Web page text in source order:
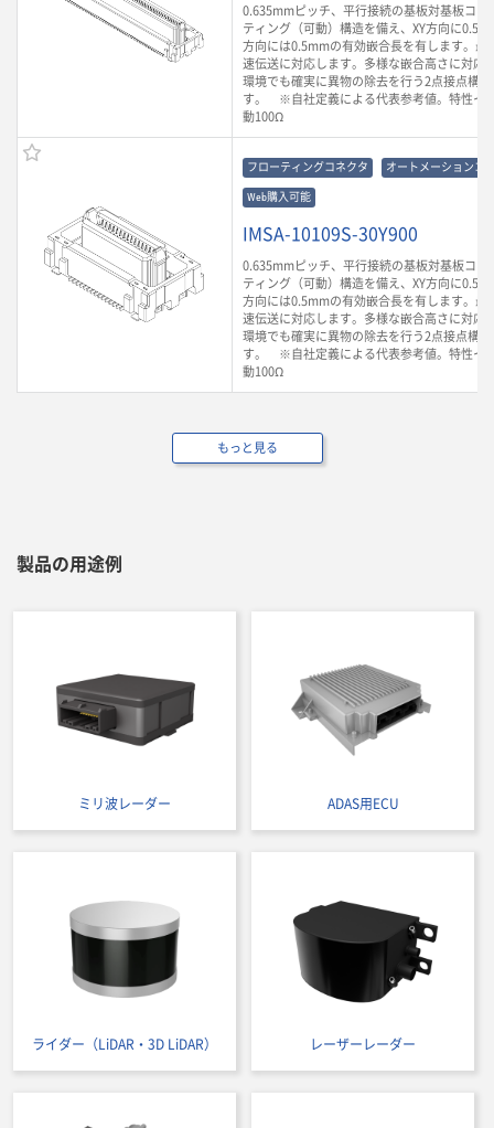
0.635mmピッチ、平行接続の基板対基板コネ
ティング（可動）構造を備え、XY方向に
方向には0.5mmの有効嵌合長を有します。
速伝送に対応します。多様な嵌合高さに対応
環境でも確実に異物の除去を行う2点接点構
す。 ※自社定義による代表参考値。特性イ
動100Ω
フローティングコネクタ オートメーションコ
Web購入可能
IMSA-10109S-30Y900
0.635mmピッチ、平行接続の基板対基板コネ
ティング（可動）構造を備え、XY方向に
方向には0.5mmの有効嵌合長を有します。
速伝送に対応します。多様な嵌合高さに対応
環境でも確実に異物の除去を行う2点接点構
す。 ※自社定義による代表参考値。特性イ
動100Ω
もっと見る
製品の用途例
ミリ波レーダー ADAS用ECU
ライダー（LiDAR・3D LiDAR） レーザーレーダー